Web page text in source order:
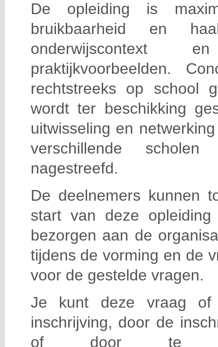
De opleiding is
bruikbaarheid en
praktijkvoorbeelden.
rechtstreeks op school
wordt ter beschikking
uitwisseling en
verschillende scholen
nagestreefd.
De deelnemers kunnen
start van deze
bezorgen aan de
tijdens de vorming en de
voor de gestelde vragen.
Je kunt deze vraag of
inschrijving, door de
of door te e-